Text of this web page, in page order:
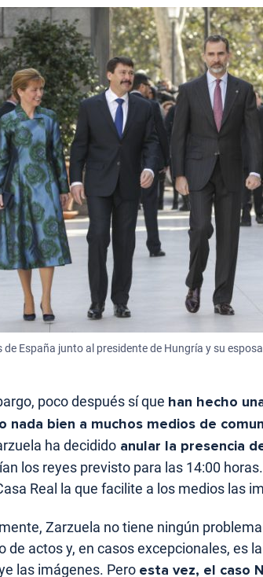
de España junto al presidente de Hungría y su
poco después sí que han hecho
nada bien a muchos medios de
ha decidido anular la presencia
los reyes previsto para las 14:00
Real la que facilite a los medios las
Zarzuela no tiene ningún
de actos y, en casos excepcionales, es
las imágenes. Pero esta vez, el caso